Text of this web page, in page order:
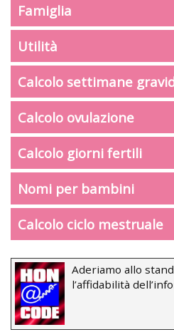
Famiglia
Utilità
Calcolo settimane
Calcolo ovulazione
Calcolo giorni fertili
Nomi per bambini
Calcolo ciclo mestruale
Aderiamo allo
l’affidabilità